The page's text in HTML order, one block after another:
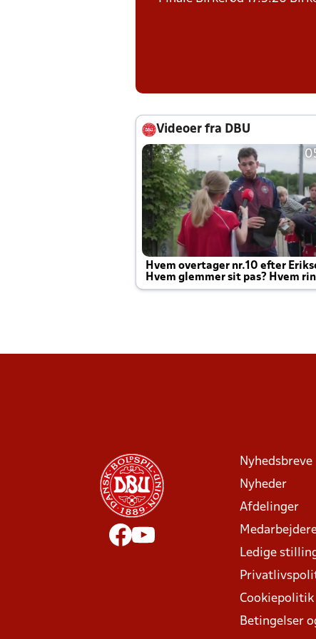
Videoer fra DBU
Hvem overtager nr.10 efter
Hvem glemmer sit pas? Hvem
Joachim altid til efter kampe?
Nyhedsbreve
Nyheder
Afdelinger
Ledige
Cookiepolitik
Betingelser